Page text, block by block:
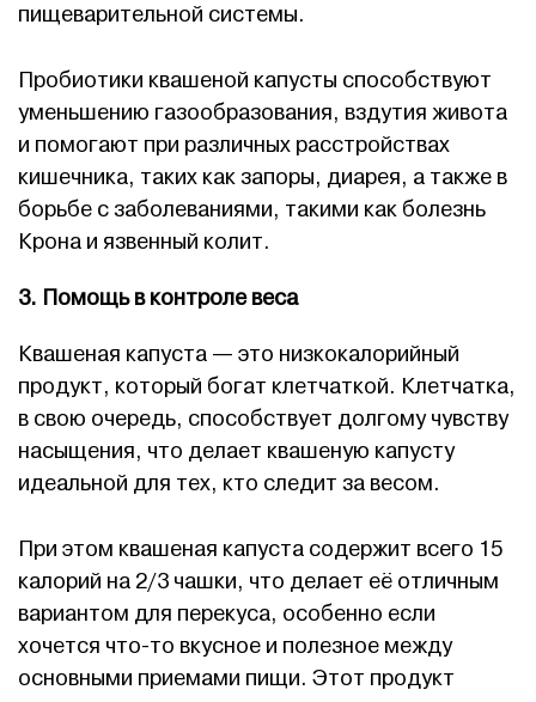
пищеварительной системы.
Пробиотики квашеной капусты способствуют
уменьшению газообразования, вздутия живота
и помогают при различных расстройствах
кишечника, таких как запоры, диарея, а также в
борьбе с заболеваниями, такими как болезнь
Крона и язвенный колит.
3. Помощь в контроле веса
Квашеная капуста — это низкокалорийный
продукт, который богат клетчаткой. Клетчатка,
в свою очередь, способствует долгому чувству
насыщения, что делает квашеную капусту
идеальной для тех, кто следит за весом.
При этом квашеная капуста содержит всего 15
калорий на 2/3 чашки, что делает её отличным
вариантом для перекуса, особенно если
хочется что-то вкусное и полезное между
основными приемами пищи. Этот продукт